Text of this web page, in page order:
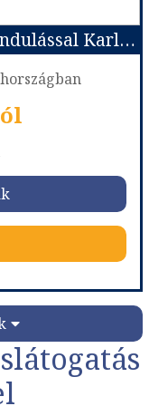
11 éj
tól
Prága, Bécs, Pozsony II. - Kirándulással Karlovy Varyba